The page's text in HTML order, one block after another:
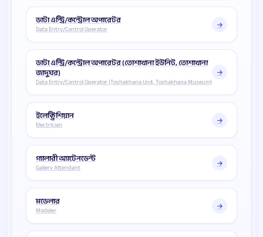
ডাটা এন্ট্রি/কন্ট্রোল অপারেটর
Data Entry/Control Operator
ডাটা এন্ট্রি/কন্ট্রোল অপারেটর (তোশাখানা ইউনিট, তোশাখানা
জাদুঘর)
Data Entry/Control Operator (Toshakhana Unit, Toshakhana Museum)
ইলেক্ট্রিশিয়ান
Electrician
গ্যালারী অ্যাটেনডেন্ট
Gallery Attendant
মডেলার
Modeler